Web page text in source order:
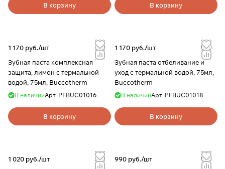
В корзину В корзину
1 170 руб./шт
Зубная паста комплексная
защита, лимон с термальной
водой, 75мл, Buccotherm
В наличииАрт. PFBUC01016
В корзину
1 170 руб./шт
Зубная паста отбеливание и
уход с термальной водой, 75мл,
Buccotherm
В наличииАрт. PFBUC01018
В корзину
1 020 руб./шт
990 руб./шт